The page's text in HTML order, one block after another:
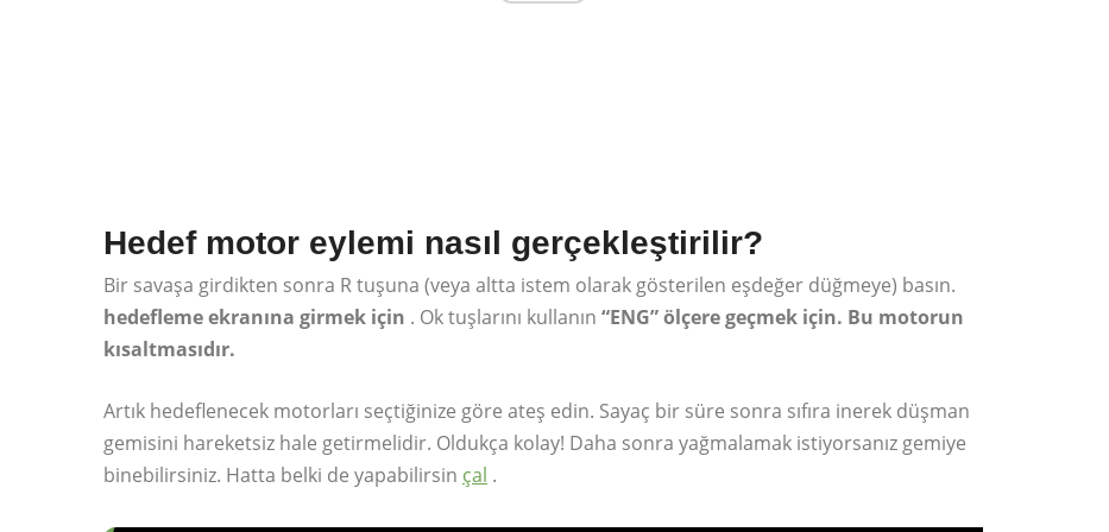
Hedef motor eylemi nasıl gerçekleştirilir?
Bir savaşa girdikten sonra R tuşuna (veya altta istem olarak gösterilen eşdeğer düğmeye) basın.
hedefleme ekranına girmek için . Ok tuşlarını kullanın “ENG” ölçere geçmek için. Bu motorun
kısaltmasıdır.
Artık hedeflenecek motorları seçtiğinize göre ateş edin. Sayaç bir süre sonra sıfıra inerek düşman
gemisini hareketsiz hale getirmelidir. Oldukça kolay! Daha sonra yağmalamak istiyorsanız gemiye
binebilirsiniz. Hatta belki de yapabilirsin çal .